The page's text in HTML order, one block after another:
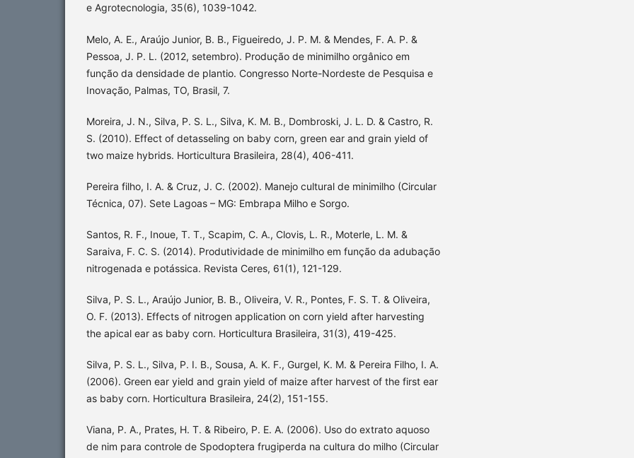
e Agrotecnologia, 35(6), 1039-1042.
Melo, A. E., Araújo Junior, B. B., Figueiredo, J. P. M. & Mendes, F. A. P. &
Pessoa, J. P. L. (2012, setembro). Produção de minimilho orgânico em
função da densidade de plantio. Congresso Norte-Nordeste de Pesquisa e
Inovação, Palmas, TO, Brasil, 7.
Moreira, J. N., Silva, P. S. L., Silva, K. M. B., Dombroski, J. L. D. & Castro, R.
S. (2010). Effect of detasseling on baby corn, green ear and grain yield of
two maize hybrids. Horticultura Brasileira, 28(4), 406-411.
Pereira filho, I. A. & Cruz, J. C. (2002). Manejo cultural de minimilho (Circular
Técnica, 07). Sete Lagoas – MG: Embrapa Milho e Sorgo.
Santos, R. F., Inoue, T. T., Scapim, C. A., Clovis, L. R., Moterle, L. M. &
Saraiva, F. C. S. (2014). Produtividade de minimilho em função da adubação
nitrogenada e potássica. Revista Ceres, 61(1), 121-129.
Silva, P. S. L., Araújo Junior, B. B., Oliveira, V. R., Pontes, F. S. T. & Oliveira,
O. F. (2013). Effects of nitrogen application on corn yield after harvesting
the apical ear as baby corn. Horticultura Brasileira, 31(3), 419-425.
Silva, P. S. L., Silva, P. I. B., Sousa, A. K. F., Gurgel, K. M. & Pereira Filho, I. A.
(2006). Green ear yield and grain yield of maize after harvest of the first ear
as baby corn. Horticultura Brasileira, 24(2), 151-155.
Viana, P. A., Prates, H. T. & Ribeiro, P. E. A. (2006). Uso do extrato aquoso
de nim para controle de Spodoptera frugiperda na cultura do milho (Circular